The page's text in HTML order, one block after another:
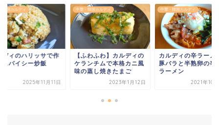
韓国カルディ
わふわ】カルディの
ンチムで本格カニ風
2023年1月12日
中華・韓国カルディ
カルディの辛ラーメンで
豚バラと半熟卵の辛うま
ラーメン
2021年10月20日
中華・韓国カルディ
カルディのハリッサ
る！スパイシー炒飯
2025年11